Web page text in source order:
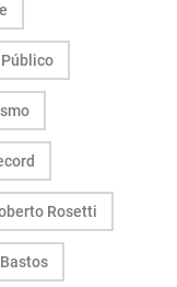
Público
Rosetti